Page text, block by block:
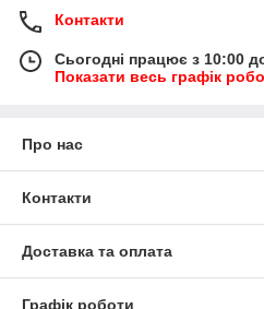
Контакти
Сьогодні працює з 10:00
Показати весь графік
Про нас
Контакти
Доставка та оплата
Графік роботи